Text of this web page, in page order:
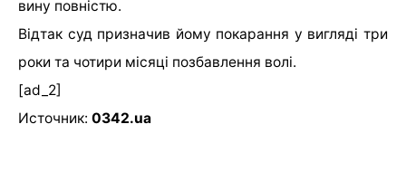
вину повністю.
Відтак суд призначив йому покарання у вигляді три
роки та чотири місяці позбавлення волі.
[ad_2]
Источник: 0342.ua